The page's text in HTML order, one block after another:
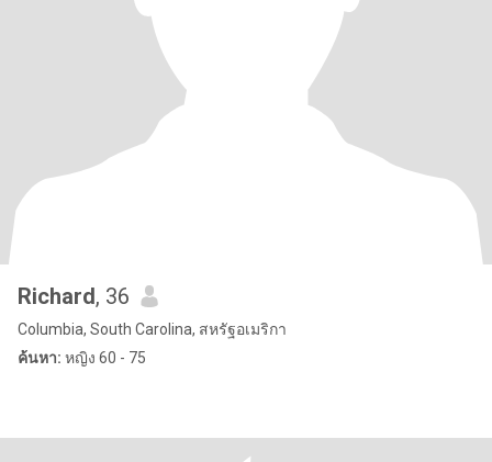
Richard, 36
Columbia, South Carolina, สหรัฐอเมริกา
ค้นหา: หญิง 60 - 75